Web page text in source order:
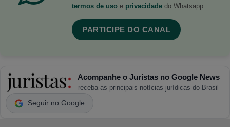
termos de uso e privacidade do Whatsapp.
PARTICIPE DO CANAL
Acompanhe o Juristas no Google News
receba as principais notícias jurídicas do Brasil
Seguir no Google